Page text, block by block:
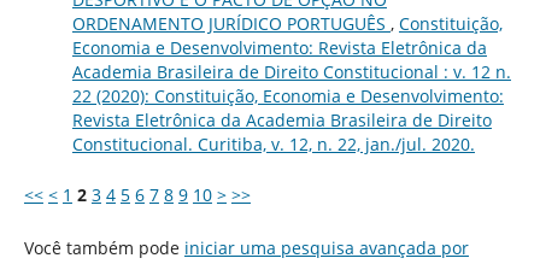
ORDENAMENTO JURÍDICO PORTUGUÊS , Constituição,
Economia e Desenvolvimento: Revista Eletrônica da
Academia Brasileira de Direito Constitucional : v. 12 n.
22 (2020): Constituição, Economia e Desenvolvimento:
Revista Eletrônica da Academia Brasileira de Direito
Constitucional. Curitiba, v. 12, n. 22, jan./jul. 2020.
<< < 1 2 3 4 5 6 7 8 9 10 > >>
Você também pode iniciar uma pesquisa avançada por